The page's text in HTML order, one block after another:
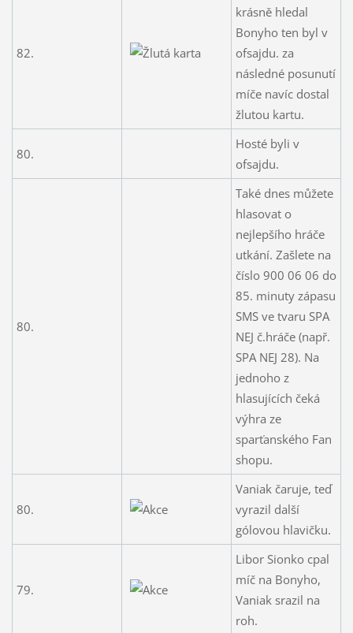
82.
krásně hledal
Bonyho ten byl v
ofsajdu. za
následné posunutí
míče navíc dostal
žlutou kartu.
80.
Hosté byli v
ofsajdu.
80.
Také dnes můžete
hlasovat o
nejlepšího hráče
utkání. Zašlete na
číslo 900 06 06 do
85. minuty zápasu
SMS ve tvaru SPA
NEJ č.hráče (např.
SPA NEJ 28). Na
jednoho z
hlasujících čeká
výhra ze
sparťanského Fan
shopu.
80.
Vaniak čaruje, teď
vyrazil další
gólovou hlavičku.
79.
Libor Sionko cpal
míč na Bonyho,
Vaniak srazil na
roh.